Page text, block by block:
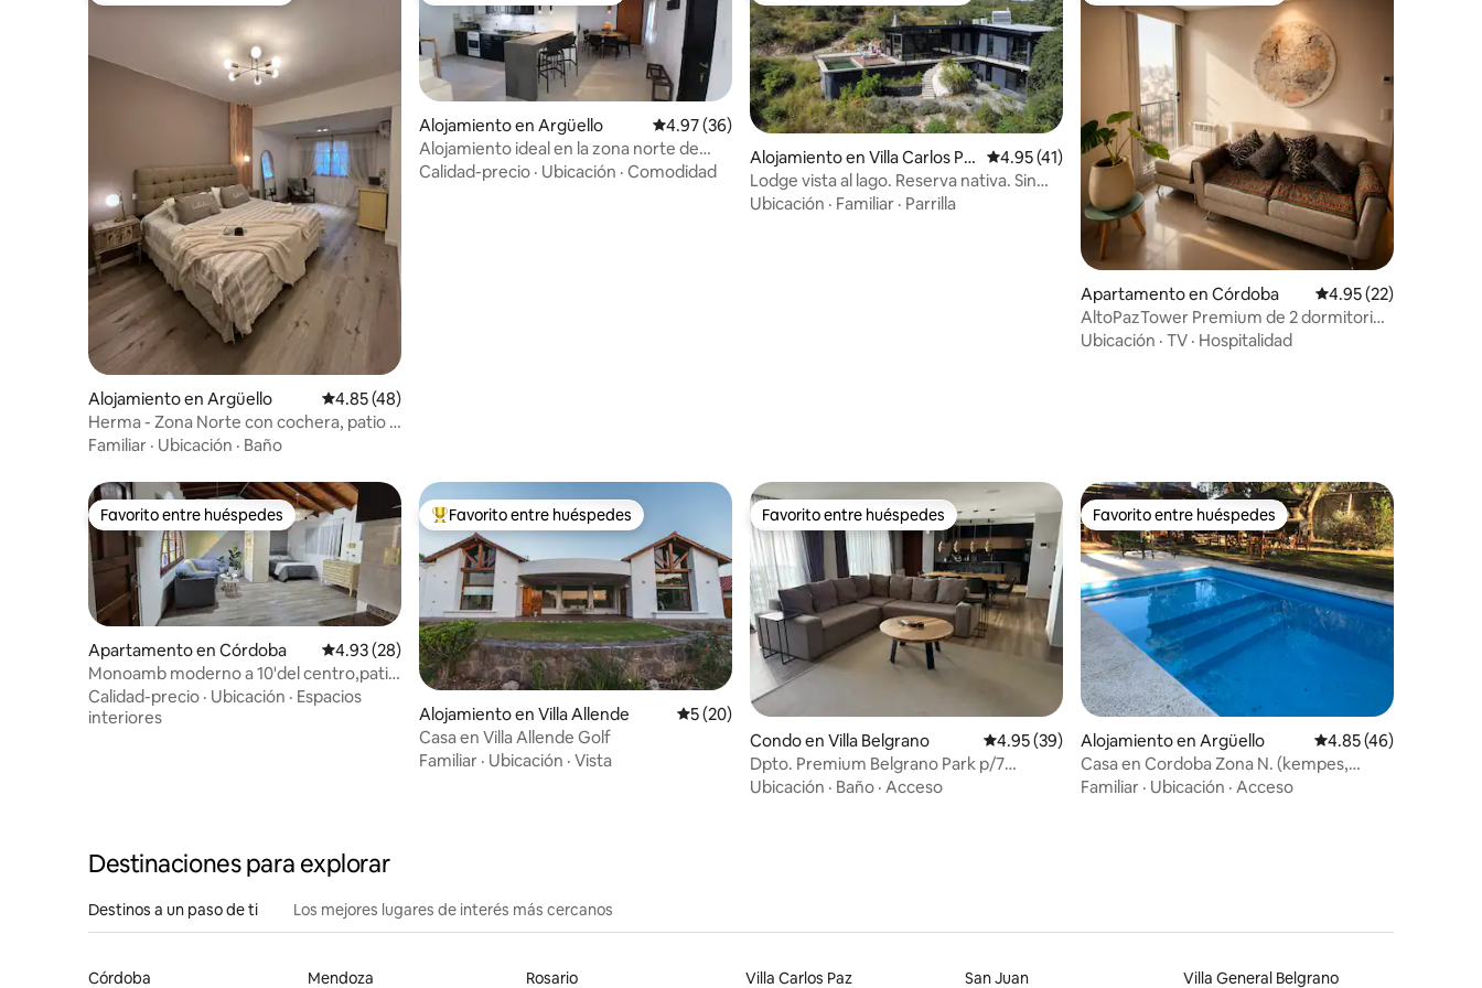
Alojamiento en Argüello Calificación promedio: 4.85 de 5, 48 reseñas
4.85 (48)
Herma - Zona Norte con cochera, patio y
pileta
Familiar · Ubicación · Baño
Alojamiento en Argüello Calificación promedio: 4.97 de 5, 36 reseñas
4.97 (36)
Alojamiento ideal en la zona norte de
Córdoba
Calidad-precio · Ubicación · Comodidad
Alojamiento en Villa Carlos Pa
z
Calificación promedio: 4.95 de 5, 41 reseñas
4.95 (41)
Lodge vista al lago. Reserva nativa. Sin
Comisión
Ubicación · Familiar · Parrilla
Apartamento en Córdoba Calificación
4.95 (22)
AltoPazTower Premium de 2 dormitorios
con la mejor vista y comodidades
Ubicación · TV · Hospitalidad
Favorito entre huéspedes
Favorito entre huéspedes
Apartamento en Córdoba Calificación promedio: 4.93 de 5, 28 reseñas
4.93 (28)
Monoamb moderno a 10'del centro,patio
priv/asador.
Calidad-precio · Ubicación · Espacios
interiores
Favorito entre huéspedes preferido
Favorito entre huéspedes
Alojamiento en Villa Allende Calificación promedio: 5 de 5, 20 reseñas
5 (20)
Casa en Villa Allende Golf
Familiar · Ubicación · Vista
Favorito entre huéspedes
Favorito entre huéspedes
Condo en Villa Belgrano Calificación promedio: 4.95 de 5, 39 reseñas
4.95 (39)
Dpto. Premium Belgrano Park p/7
personas
Ubicación · Baño · Acceso
Favorito entre huéspedes
Favorito entre huéspedes
Alojamiento en Argüello Calificación
4.85 (46)
Casa en Cordoba Zona N. (kempes,
Sanatorio A., )
Familiar · Ubicación · Acceso
Destinaciones para explorar
Destinos a un paso de ti Los mejores lugares de interés más cercanos
Córdoba
Mendoza
Rosario
Villa Carlos Paz
San Juan
Villa General Belgrano